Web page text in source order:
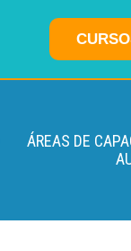
ÁREAS DE